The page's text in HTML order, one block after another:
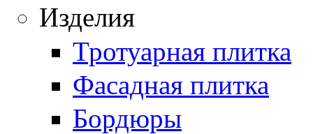
Изделия
Тротуарная плитка
Фасадная плитка
Бордюры